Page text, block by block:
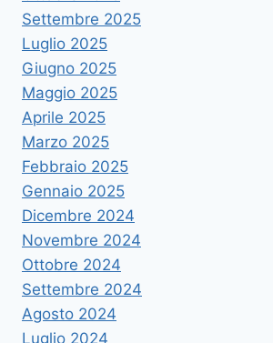
Settembre 2025
Luglio 2025
Giugno 2025
Maggio 2025
Aprile 2025
Marzo 2025
Febbraio 2025
Gennaio 2025
Dicembre 2024
Novembre 2024
Ottobre 2024
Settembre 2024
Agosto 2024
Luglio 2024